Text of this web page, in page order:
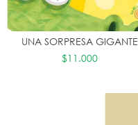
UNA SORPRESA GIGANTE
$11.000